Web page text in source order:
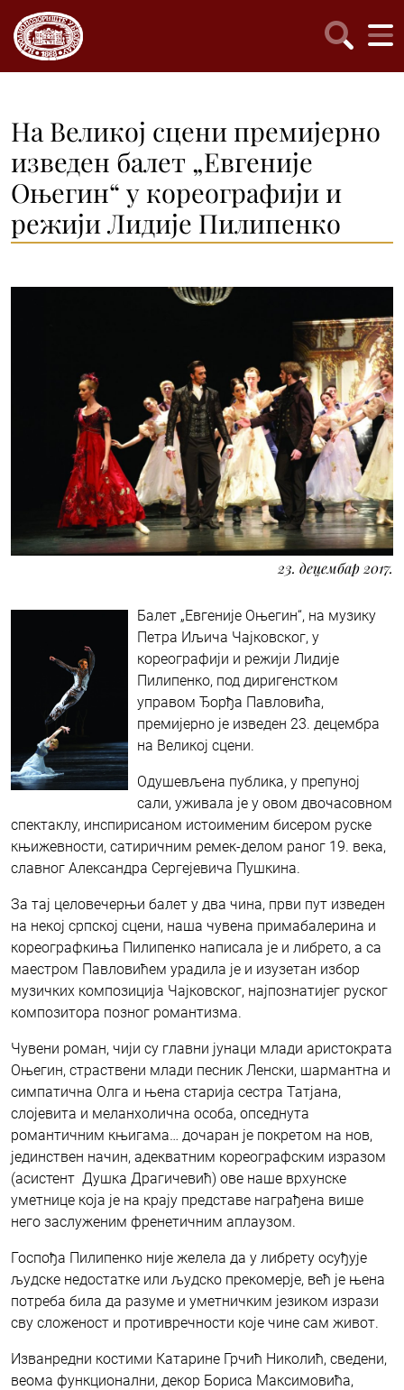
На Великој сцени премијерно
изведен балет „Евгеније
Оњегин“ у кореографији и
режији Лидије Пилипенко
23. децембар 2017.
Балет „Евгеније Оњегин“, на музику
Петра Иљича Чајковског, у
кореографији и режији Лидије
Пилипенко, под диригенстком
управом Ђорђа Павловића,
премијерно је изведен 23. децембра
на Великој сцени.
Одушевљена публика, у препуној
сали, уживала је у овом двочасовном
спектаклу, инспирисаном истоименим бисером руске
књижевности, сатиричним ремек-делом раног 19. века,
славног Александра Сергејевича Пушкина.
За тај целовечерњи балет у два чина, први пут изведен
на некој српској сцени, наша чувена примабалерина и
кореографкиња Пилипенко написала је и либрето, а са
маестром Павловићем урадила је и изузетан избор
музичких композиција Чајковског, најпознатијег руског
композитора позног романтизма.
Чувени роман, чији су главни јунаци млади аристократа
Оњегин, страствени млади песник Ленски, шармантна и
симпатична Олга и њена старија сестра Татјана,
слојевита и меланхолична особа, опседнута
романтичним књигама… дочаран је покретом на нов,
јединствен начин, адекватним кореографским изразом
(асистент Душка Драгичевић) ове наше врхунске
уметнице која је на крају представе награђена више
него заслуженим френетичним аплаузом.
Госпођа Пилипенко није желела да у либрету осуђује
људске недостатке или људско прекомерје, већ је њена
потреба била да разуме и уметничким језиком изрази
сву сложеност и противречности које чине сам живот.
Изванредни костими Катарине Грчић Николић, сведени,
веома функционални, декор Бориса Максимовића,